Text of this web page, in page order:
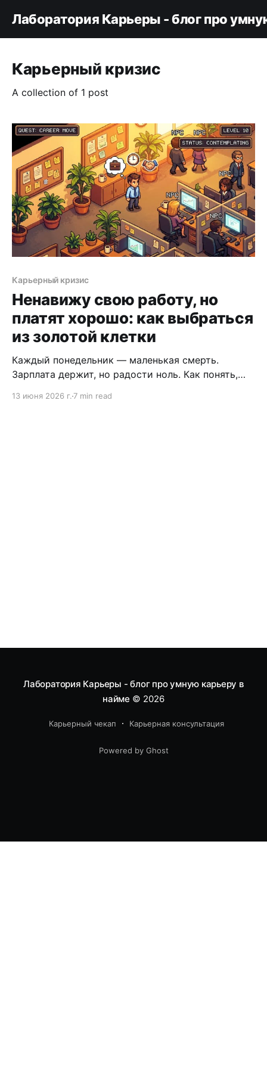
Лаборатория Карьеры - блог про
Карьерный кризис
A collection of 1 post
Карьерный кризис
Ненавижу свою работу, но
платят хорошо: как выбраться
из золотой клетки
Каждый понедельник — маленькая смерть.
Зарплата держит, но радости ноль. Как понять,
13 июня 2026 г. 7 min read
Лаборатория Карьеры - блог про умную карьеру в
найме © 2026
Карьерный чекап Карьерная консультация
Powered by Ghost